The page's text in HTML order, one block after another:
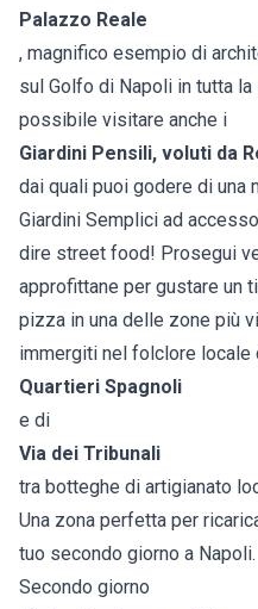
Palazzo Reale
, magnifico esempio di
sul Golfo di Napoli in tutta
possibile visitare anche i
Giardini Pensili, voluti da
dai quali puoi godere di una
Giardini Semplici ad
dire street food! Prosegui
approfittane per gustare un
pizza in una delle zone più
immergiti nel folclore
Quartieri Spagnoli
e di
Via dei Tribunali
tra botteghe di artigianato
Una zona perfetta per
tuo secondo giorno a Napoli.
Secondo giorno